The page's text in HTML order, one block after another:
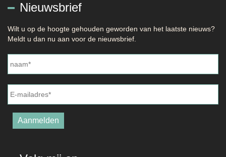
Nieuwsbrief
Wilt u op de hoogte gehouden geworden van het laatste nieuws?
Meldt u dan nu aan voor de nieuwsbrief.
Aanmelden